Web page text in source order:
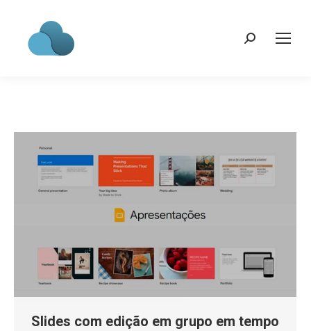
Search:
Slides com edição em grupo em tempo